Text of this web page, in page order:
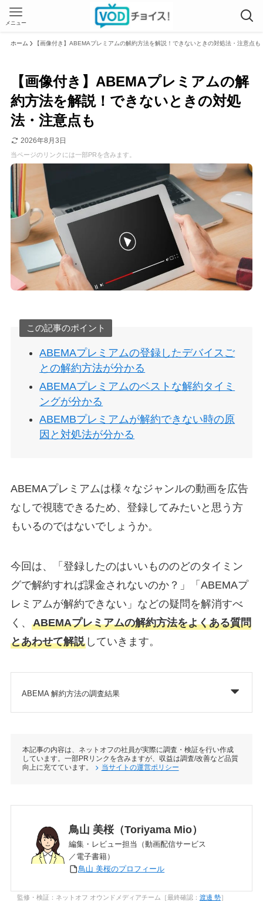
メニュー
ホーム 【画像付き】ABEMAプレミアムの解約方法を解説！できないときの対処法・注意点も
【画像付き】ABEMAプレミアムの解
約方法を解説！できないときの対処
法・注意点も
2026年8月3日
当ページのリンクには一部PRを含みます。
この記事のポイント
ABEMAプレミアムの登録したデバイスご
との解約方法が分かる
ABEMAプレミアムのベストな解約タイミ
ングが分かる
ABEMBプレミアムが解約できない時の原
因と対処法が分かる
ABEMAプレミアムは様々なジャンルの動画を広告
なしで視聴できるため、登録してみたいと思う方
もいるのではないでしょうか。
今回は、「登録したのはいいもののどのタイミン
グで解約すれば課金されないのか？」「ABEMAプ
レミアムが解約できない」などの疑問を解消すべ
く、 ABEMAプレミアムの解約方法をよくある質問
とあわせて解説していきます。
ABEMA 解約方法の調査結果
本記事の内容は、ネットオフの社員が実際に調査・検証を行い作成
しています。一部PRリンクを含みますが、収益は調査/改善など品質
向上に充てています。
当サイトの運営ポリシー
鳥山 美桜（Toriyama Mio）
編集・レビュー担当（動画配信サービス
／電子書籍）
鳥山 美桜のプロフィール
監修・検証：ネットオフ オウンドメディアチーム［最終確認： 渡邊 勢］